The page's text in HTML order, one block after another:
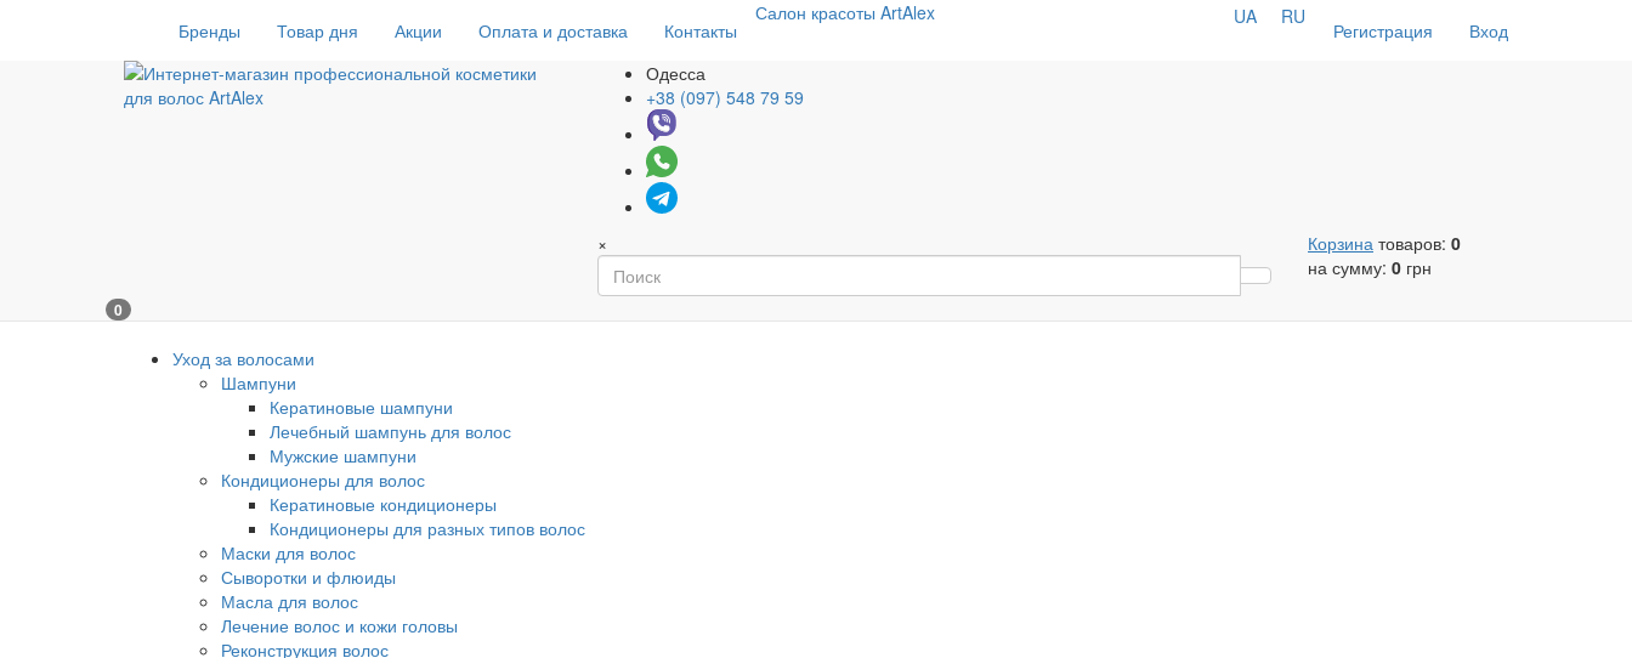
Бренды Товар дня Акции Оплата и доставка Контакты
Салон красоты ArtAlex
Регистрация Вход
UA RU
Одесса
+38 (097) 548 79 59
× Корзина товаров: 0
на сумму: 0 грн
0
Уход за волосами
Шампуни
Кератиновые шампуни
Лечебный шампунь для волос
Мужские шампуни
Кондиционеры для волос
Кератиновые кондиционеры
Кондиционеры для разных типов волос
Маски для волос
Сыворотки и флюиды
Масла для волос
Лечение волос и кожи головы
Реконструкция волос